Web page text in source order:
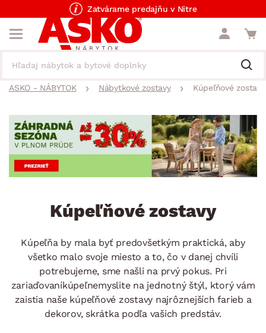
Zatvárame predajňu v Nitre
ASKO - NÁBYTOK Nábytkové zostavy Kúpeľňové zostavy
Kúpeľňové zostavy
Kúpeľňa by mala byť predovšetkým praktická, aby
všetko malo svoje miesto a to, čo v danej chvíli
potrebujeme, sme našli na prvý pokus. Pri
zariaďovaníkúpeľnemyslite na jednotný štýl, ktorý vám
zaistia naše kúpeľňové zostavy najrôznejších farieb a
dekorov, skrátka podľa vašich predstáv.